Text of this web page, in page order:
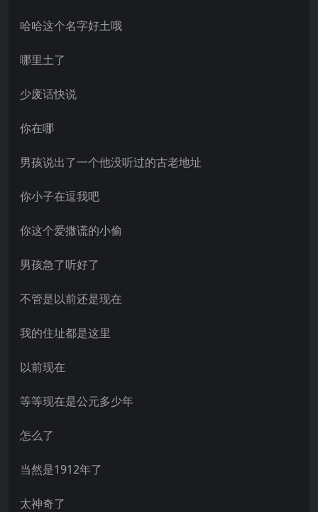
哈哈这个名字好土哦
哪里土了
少废话快说
你在哪
男孩说出了一个他没听过的古老地址
你小子在逗我吧
你这个爱撒谎的小偷
男孩急了听好了
不管是以前还是现在
我的住址都是这里
以前现在
等等现在是公元多少年
怎么了
当然是1912年了
太神奇了